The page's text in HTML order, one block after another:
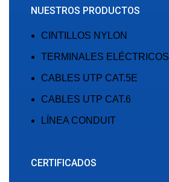
NUESTROS PRODUCTOS
CINTILLOS NYLON
TERMINALES ELÉCTRICOS
CABLES UTP CAT.5E
CABLES UTP CAT.6
LÍNEA CONDUIT
CERTIFICADOS